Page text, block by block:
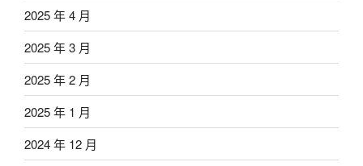
2025 年 4 月
2025 年 3 月
2025 年 2 月
2025 年 1 月
2024 年 12 月